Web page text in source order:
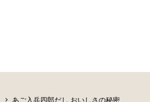
あご入兵四郎だし おいしさの秘密